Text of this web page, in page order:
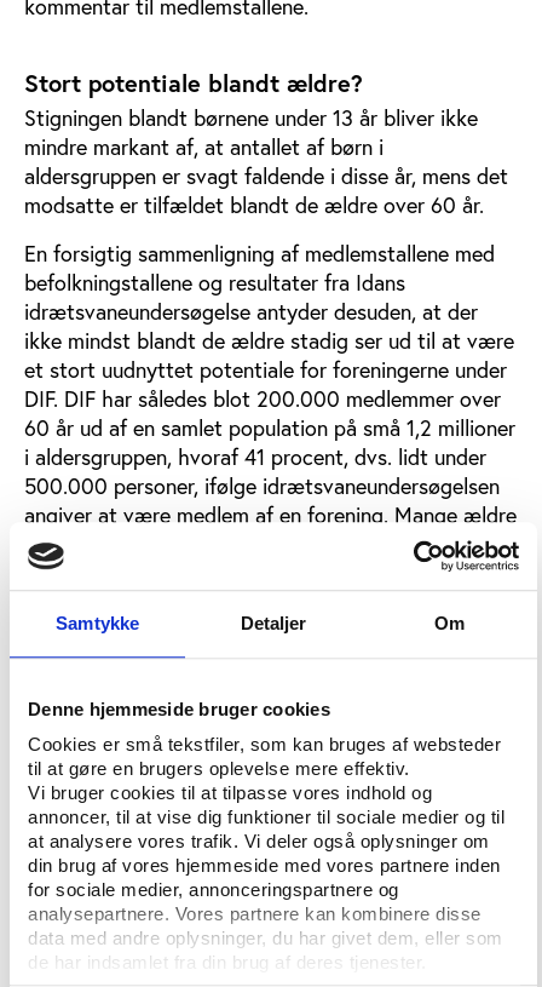
Samtykke Detaljer Om
Denne hjemmeside bruger cookies
Cookies er små tekstfiler, som kan bruges af websteder
til at gøre en brugers oplevelse mere effektiv.
Vi bruger cookies til at tilpasse vores indhold og
annoncer, til at vise dig funktioner til sociale medier og til
at analysere vores trafik. Vi deler også oplysninger om
din brug af vores hjemmeside med vores partnere inden
for sociale medier, annonceringspartnere og
analysepartnere. Vores partnere kan kombinere disse
data med andre oplysninger, du har givet dem, eller som
de har indsamlet fra din brug af deres tjenester.
kommentar til medlemstallene.
Stort potentiale blandt ældre?
Stigningen blandt børnene under 13 år bliver ikke
mindre markant af, at antallet af børn i
aldersgruppen er svagt faldende i disse år, mens det
modsatte er tilfældet blandt de ældre over 60 år.
En forsigtig sammenligning af medlemstallene med
befolkningstallene og resultater fra Idans
idrætsvaneundersøgelse antyder desuden, at der
ikke mindst blandt de ældre stadig ser ud til at være
et stort uudnyttet potentiale for foreningerne under
DIF. DIF har således blot 200.000 medlemmer over
60 år ud af en samlet population på små 1,2 millioner
i aldersgruppen, hvoraf 41 procent, dvs. lidt under
500.000 personer, ifølge idrætsvaneundersøgelsen
angiver at være medlem af en forening. Mange ældre
står altså uden for DIF-idrætten – også blandt dem,
som angiver at være medlem af en idrætsforening.
forbehold. Eksempelvis tæller DIF medlemskaber og
ikke personer, ligesom den ældre befolkningsgruppe
mennesker uden for de fleste foreningers
rækkevidde.
DBU går frem - gymnastikforbunder taber
terræn
Bag årets medlemstal gemmer sig også store
variationer i de enkelte idrætsgrene.
I absolutte tal er fodbold under DBU årets